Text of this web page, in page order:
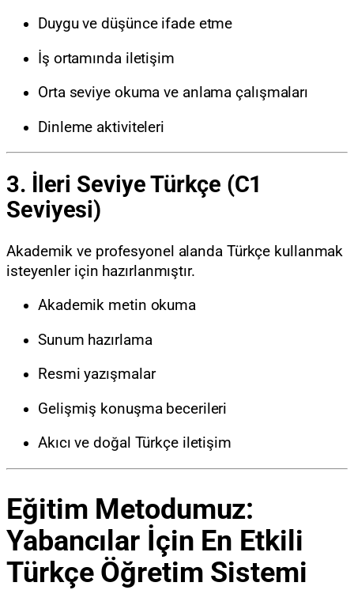
Duygu ve düşünce ifade etme
İş ortamında iletişim
Orta seviye okuma ve anlama çalışmaları
Dinleme aktiviteleri
3. İleri Seviye Türkçe (C1
Seviyesi)
Akademik ve profesyonel alanda Türkçe kullanmak
isteyenler için hazırlanmıştır.
Akademik metin okuma
Sunum hazırlama
Resmi yazışmalar
Gelişmiş konuşma becerileri
Akıcı ve doğal Türkçe iletişim
Eğitim Metodumuz:
Yabancılar İçin En Etkili
Türkçe Öğretim Sistemi